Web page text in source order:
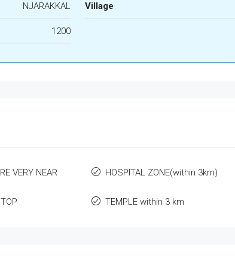
NJARAKKAL Village
1200
VERY NEAR HOSPITAL ZONE(within 3km)
TEMPLE within 3 km